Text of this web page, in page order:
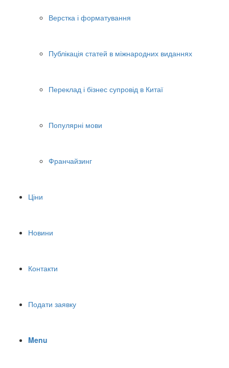
Верстка і форматування
Публікація статей в міжнародних виданнях
Переклад і бізнес супровід в Китаї
Популярні мови
Франчайзинг
Ціни
Новини
Контакти
Подати заявку
Menu